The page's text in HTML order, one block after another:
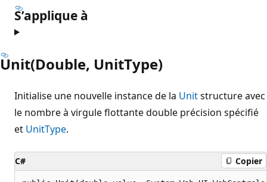
S’applique à
Unit(Double, UnitType)
Initialise une nouvelle instance de la Unitstructure avec
le nombre à virgule flottante double précision spécifié
et UnitType.
C# Copier